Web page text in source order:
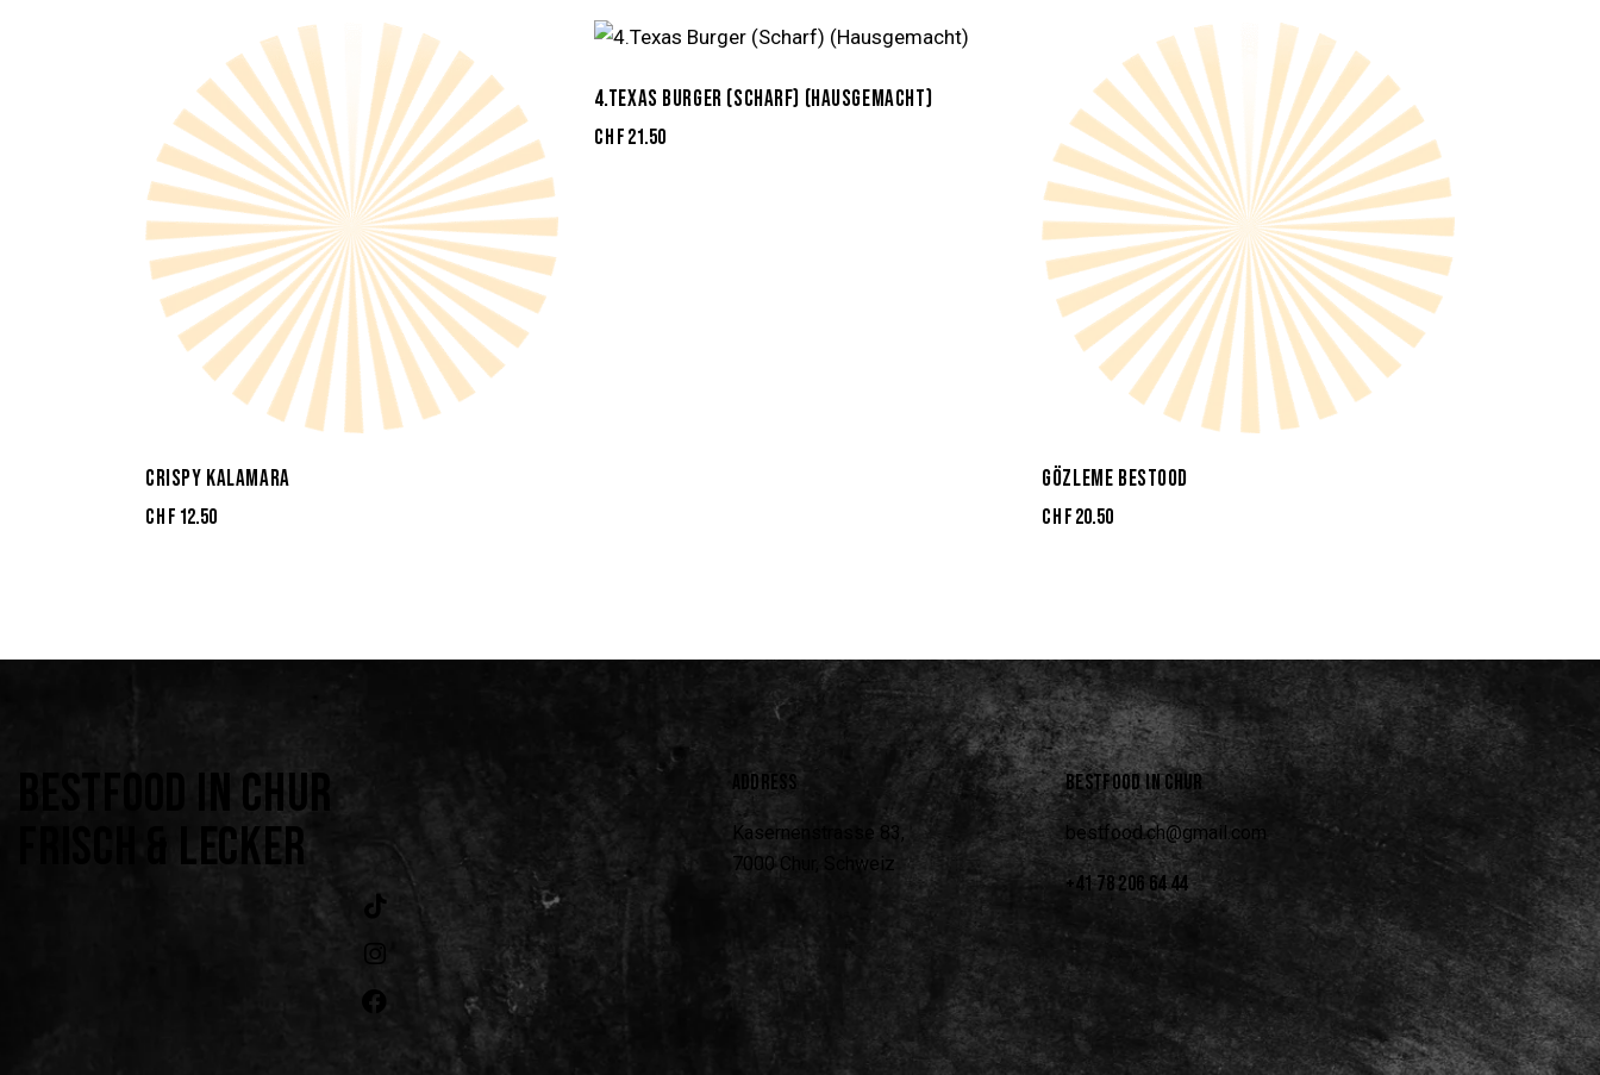
CRISPY KALAMARA
CHF 12.50
4.TEXAS BURGER (SCHARF) (HAUSGEMACHT)
CHF21.50
GÖZLEME BESTOOD
CHF20.50
BESTFOOD IN CHUR
FRISCH & LECKER
ADDRESS
Kasernenstrasse 83,
7000 Chur, Schweiz
BESTFOOD IN CHUR
bestfood.ch@gmail.com
+41 78 206 64 44